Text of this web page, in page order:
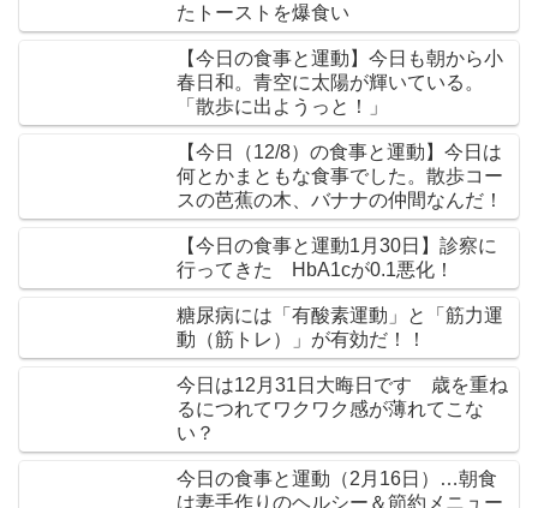
たトーストを爆食い
【今日の食事と運動】今日も朝から小
春日和。青空に太陽が輝いている。
「散歩に出ようっと！」
【今日（12/8）の食事と運動】今日は
何とかまともな食事でした。散歩コー
スの芭蕉の木、バナナの仲間なんだ！
【今日の食事と運動1月30日】診察に
行ってきた HbA1cが0.1悪化！
糖尿病には「有酸素運動」と「筋力運
動（筋トレ）」が有効だ！！
今日は12月31日大晦日です 歳を重ね
るにつれてワクワク感が薄れてこな
い？
今日の食事と運動（2月16日）…朝食
は妻手作りのヘルシー＆節約メニュー